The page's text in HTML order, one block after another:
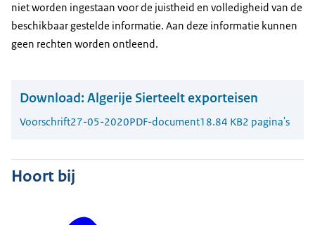
niet worden ingestaan voor de juistheid en volledigheid van de
beschikbaar gestelde informatie. Aan deze informatie kunnen
geen rechten worden ontleend.
Download: Algerije Sierteelt exporteisen
Voorschrift27-05-2020PDF-document18.84 KB2 pagina's
Hoort bij